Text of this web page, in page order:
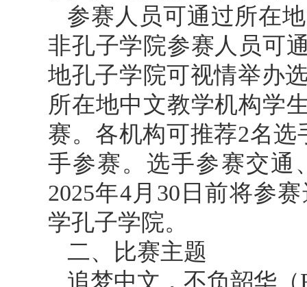
参赛人员可通过所在
非孔子学院参赛人员可
地孔子学院可视情举办
所在地中文教学机构学
赛。各机构可推荐2名
手参赛。选手参赛交通
2025年4月30日前将参
学孔子学院。
二、比赛主题
追梦中文，不负韶华（